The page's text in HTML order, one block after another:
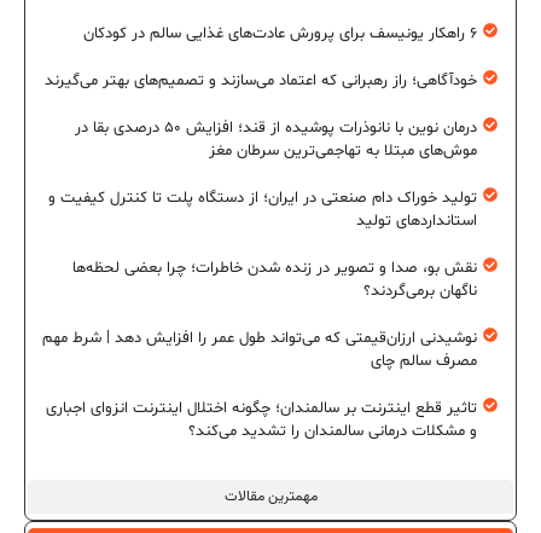
مهمترین مقالات
۶ راهکار یونیسف برای پرورش عادت‌های غذایی سالم در کودکان
خودآگاهی؛ راز رهبرانی که اعتماد می‌سازند و تصمیم‌های بهتر می‌گیرند
درمان نوین با نانوذرات پوشیده از قند؛ افزایش ۵۰ درصدی بقا در
موش‌های مبتلا به تهاجمی‌ترین سرطان مغز
تولید خوراک دام صنعتی در ایران؛ از دستگاه پلت تا کنترل کیفیت و
استانداردهای تولید
نقش بو، صدا و تصویر در زنده شدن خاطرات؛ چرا بعضی لحظه‌ها
ناگهان برمی‌گردند؟
نوشیدنی ارزان‌قیمتی که می‌تواند طول عمر را افزایش دهد | شرط مهم
مصرف سالم چای
تاثیر قطع اینترنت بر سالمندان؛ چگونه اختلال اینترنت انزوای اجباری
و مشکلات درمانی سالمندان را تشدید می‌کند؟